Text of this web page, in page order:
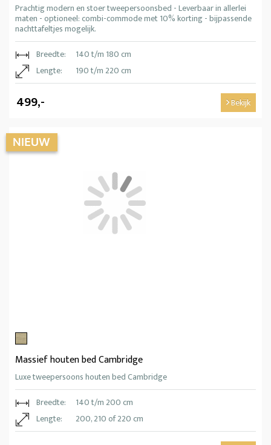
Prachtig modern en stoer tweepersoonsbed - Leverbaar in allerlei
maten - optioneel: combi-commode met 10% korting - bijpassende
nachttafeltjes mogelijk.
Breedte:
140 t/m 180 cm
Lengte:
190 t/m 220 cm
499,- Bekijk
Massief houten bed Cambridge
Luxe tweepersoons houten bed Cambridge
Breedte:
140 t/m 200 cm
Lengte:
200, 210 of 220 cm